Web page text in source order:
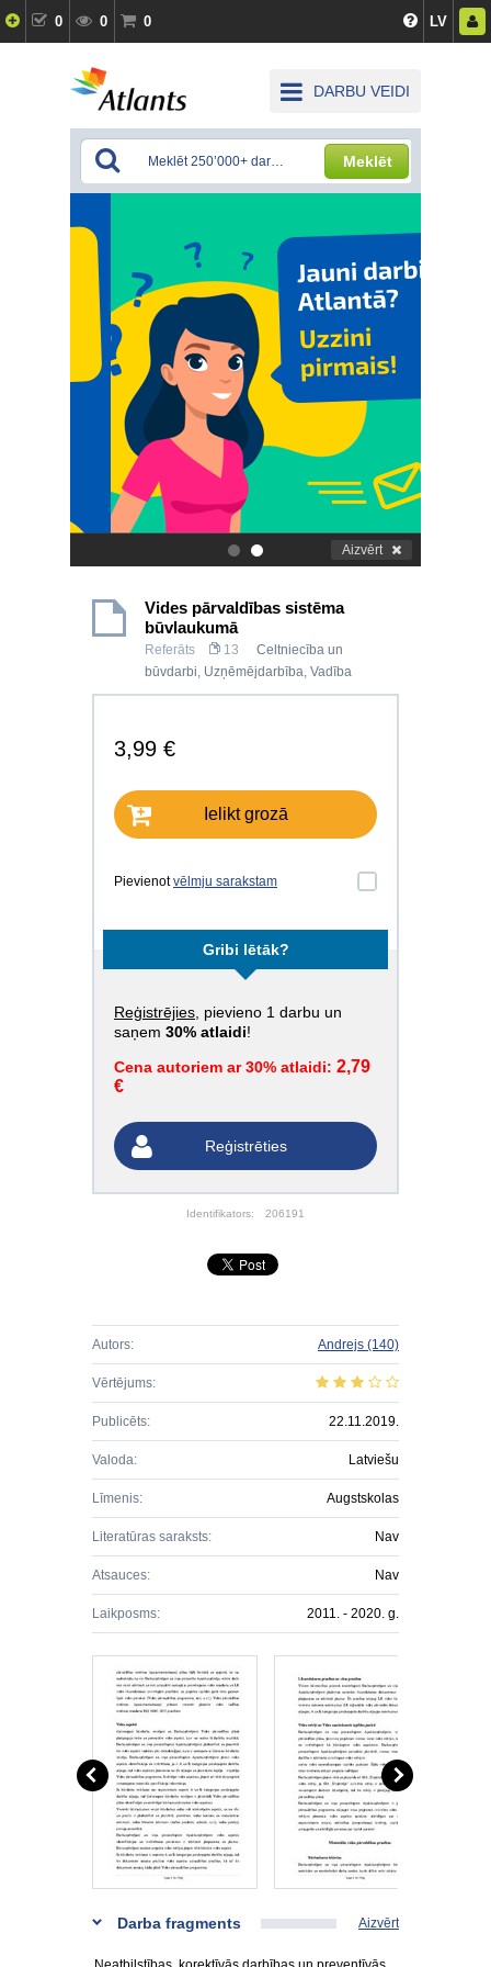
0 0 0 LV
DARBU VEIDI
Meklēt
. Aizvērt
Vides pārvaldības sistēma
būvlaukumā
Referāts 13
Celtniecība un
būvdarbi, Uzņēmējdarbība, Vadība
3,99 €
Ielikt grozā
Pievienotvēlmju sarakstam
Gribi lētāk?
Reģistrējies , pievieno 1 darbu un
saņem 30% atlaidi!
Cena autoriem ar 30% atlaidi: 2,79
€
Reģistrēties
Identifikators: 206191
Autors: Andrejs (140)
Vērtējums:
Publicēts: 22.11.2019.
Valoda: Latviešu
Līmenis: Augstskolas
Literatūras saraksts: Nav
Atsauces: Nav
Laikposms: 2011. - 2020. g.
Darba fragments Aizvērt